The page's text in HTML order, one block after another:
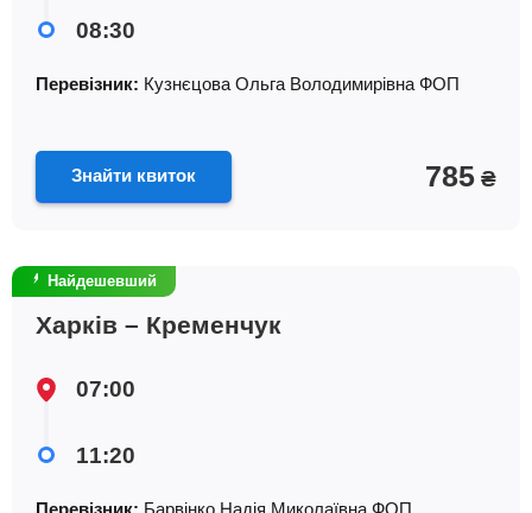
08:30
Перевізник: Кузнєцова Ольга Володимирiвна ФОП
Знайти квиток 785 ₴
Найдешевший
Харків – Кременчук
07:00
11:20
Перевізник: Барвiнко Надiя Миколаївна ФОП